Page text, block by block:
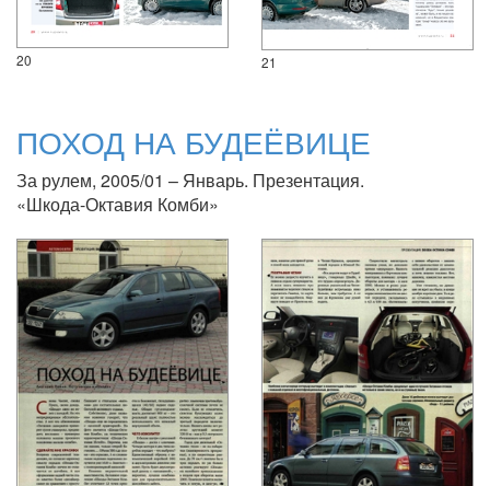
20 21
ПОХОД НА БУДЕЁВИЦЕ
За рулем, 2005/01 – Январь. Презентация.
«Шкода-Октавия Комби»